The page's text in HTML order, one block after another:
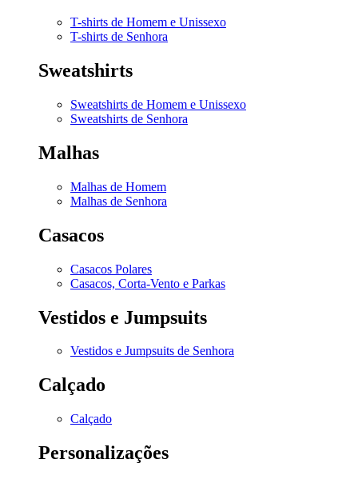
T-shirts de Homem e Unissexo
T-shirts de Senhora
Sweatshirts
Sweatshirts de Homem e Unissexo
Sweatshirts de Senhora
Malhas
Malhas de Homem
Malhas de Senhora
Casacos
Casacos Polares
Casacos, Corta-Vento e Parkas
Vestidos e Jumpsuits
Vestidos e Jumpsuits de Senhora
Calçado
Calçado
Personalizações